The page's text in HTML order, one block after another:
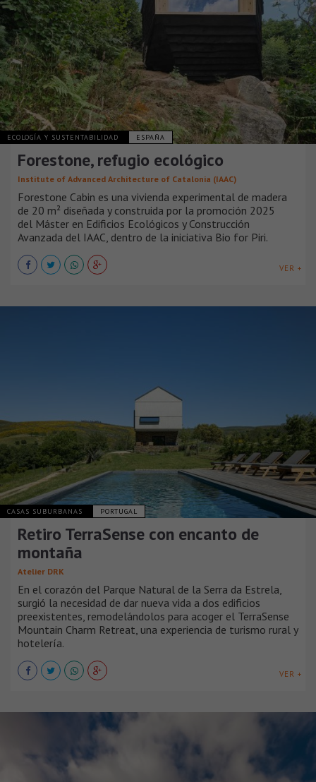
ECOLOGÍA Y SUSTENTABILIDAD ESPAÑA
Forestone, refugio ecológico
Institute of Advanced Architecture of Catalonia (IAAC)
Forestone Cabin es una vivienda experimental de madera
de 20 m² diseñada y construida por la promoción 2025
del Máster en Edificios Ecológicos y Construcción
Avanzada del IAAC, dentro de la iniciativa Bio for Piri.
VER +
CASAS SUBURBANAS PORTUGAL
Retiro TerraSense con encanto de
montaña
Atelier DRK
En el corazón del Parque Natural de la Serra da Estrela,
surgió la necesidad de dar nueva vida a dos edificios
preexistentes, remodelándolos para acoger el TerraSense
Mountain Charm Retreat, una experiencia de turismo rural y
hotelería.
VER +